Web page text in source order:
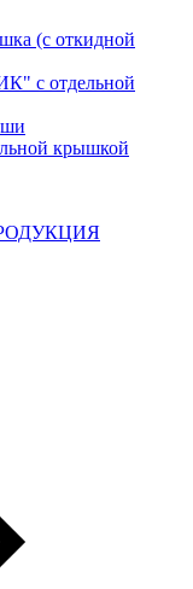
(с откидной
с отдельной
крышкой